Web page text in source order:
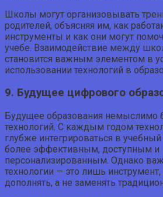
Школы могут организовывать
родителей, объясняя им, как
инструменты и как они могут
учебе. Взаимодействие между
становится важным элементом в
использовании технологий в
9. Будущее цифрового
Будущее образования немыслимо
технологий. С каждым годом
глубже интегрироваться в
более эффективным, доступным и
персонализированным. Однако
технологии — это лишь
дополнять, а не заменять